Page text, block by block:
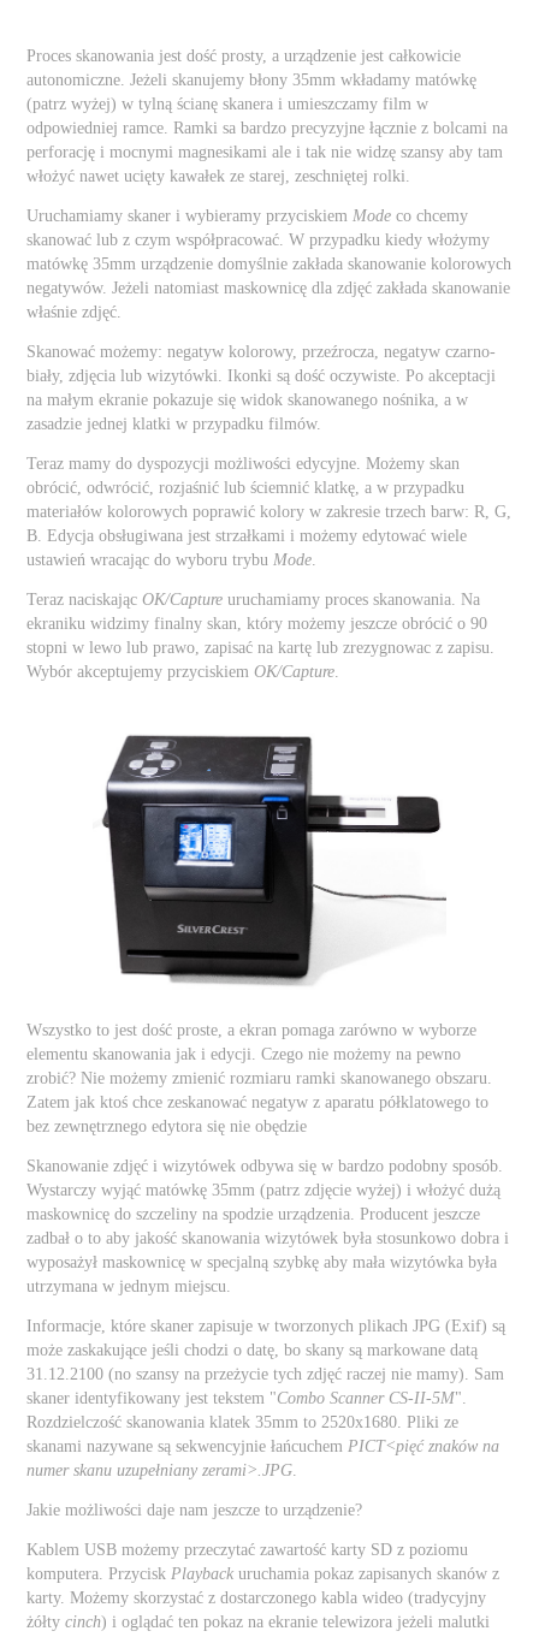
Proces skanowania jest dość prosty, a urządzenie jest całkowicie
autonomiczne. Jeżeli skanujemy błony 35mm wkładamy matówkę
(patrz wyżej) w tylną ścianę skanera i umieszczamy film w
odpowiedniej ramce. Ramki sa bardzo precyzyjne łącznie z bolcami na
perforację i mocnymi magnesikami ale i tak nie widzę szansy aby tam
włożyć nawet ucięty kawałek ze starej, zeschniętej rolki.
Uruchamiamy skaner i wybieramy przyciskiem Mode co chcemy
skanować lub z czym współpracować. W przypadku kiedy włożymy
matówkę 35mm urządzenie domyślnie zakłada skanowanie kolorowych
negatywów. Jeżeli natomiast maskownicę dla zdjęć zakłada skanowanie
właśnie zdjęć.
Skanować możemy: negatyw kolorowy, przeźrocza, negatyw czarno-
biały, zdjęcia lub wizytówki. Ikonki są dość oczywiste. Po akceptacji
na małym ekranie pokazuje się widok skanowanego nośnika, a w
zasadzie jednej klatki w przypadku filmów.
Teraz mamy do dyspozycji możliwości edycyjne. Możemy skan
obrócić, odwrócić, rozjaśnić lub ściemnić klatkę, a w przypadku
materiałów kolorowych poprawić kolory w zakresie trzech barw: R, G,
B. Edycja obsługiwana jest strzałkami i możemy edytować wiele
ustawień wracając do wyboru trybu Mode
Teraz naciskającOK/Captureuruchamiamy proces skanowania. Na
ekraniku widzimy finalny skan, który możemy jeszcze obrócić o 90
stopni w lewo lub prawo, zapisać na kartę lub zrezygnowac z zapisu.
Wybór akceptujemy przyciskiemOK/Capture
Wszystko to jest dość proste, a ekran pomaga zarówno w wyborze
elementu skanowania jak i edycji. Czego nie możemy na pewno
zrobić? Nie możemy zmienić rozmiaru ramki skanowanego obszaru.
Zatem jak ktoś chce zeskanować negatyw z aparatu półklatowego to
bez zewnętrznego edytora się nie obędzie
Skanowanie zdjęć i wizytówek odbywa się w bardzo podobny sposób.
Wystarczy wyjąć matówkę 35mm (patrz zdjęcie wyżej) i włożyć dużą
maskownicę do szczeliny na spodzie urządzenia. Producent jeszcze
zadbał o to aby jakość skanowania wizytówek była stosunkowo dobra i
wyposażył maskownicę w specjalną szybkę aby mała wizytówka była
utrzymana w jednym miejscu.
Informacje, które skaner zapisuje w tworzonych plikach JPG (Exif) są
może zaskakujące jeśli chodzi o datę, bo skany są markowane datą
31.12.2100 (no szansy na przeżycie tych zdjęć raczej nie mamy). Sam
skaner identyfikowany jest tekstem "Combo Scanner CS-II-5M".
Rozdzielczość skanowania klatek 35mm to 2520x1680. Pliki ze
skanami nazywane są sekwencyjnie łańcuchem PICT<pięć znaków na
numer skanu uzupełniany zerami>.JPG
Jakie możliwości daje nam jeszcze to urządzenie?
Kablem USB możemy przeczytać zawartość karty SD z poziomu
komputera. Przycisk Playback uruchamia pokaz zapisanych skanów z
karty. Możemy skorzystać z dostarczonego kabla wideo (tradycyjny
żółtycinch) i oglądać ten pokaz na ekranie telewizora jeżeli malutki